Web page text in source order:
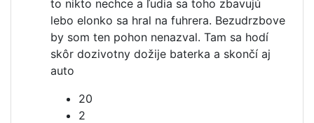
to nikto nechce a ľudia sa toho zbavujú
lebo elonko sa hral na fuhrera. Bezudrzbove
by som ten pohon nenazval. Tam sa hodí
skôr dozivotny dožije baterka a skončí aj
auto
20
2